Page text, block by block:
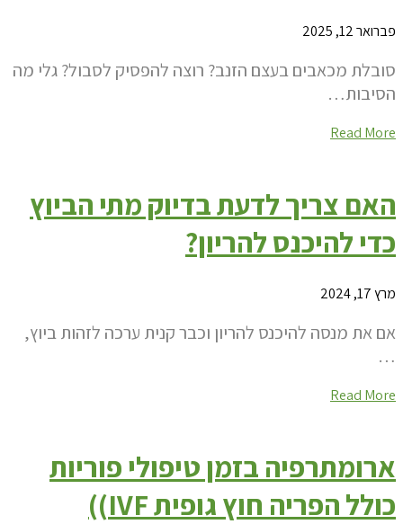
פברואר 12, 2025
סובלת מכאבים בעצם הזנב? רוצה להפסיק לסבול? גלי מה
הסיבות…
Read More
האם צריך לדעת בדיוק מתי הביוץ
כדי להיכנס להריון?
מרץ 17, 2024
אם את מנסה להיכנס להריון וכבר קנית ערכה לזהות ביוץ,
…
Read More
ארומתרפיה בזמן טיפולי פוריות
כולל הפריה חוץ גופית IVF))